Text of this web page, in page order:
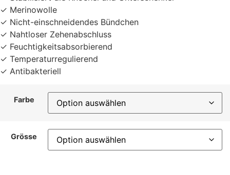
✓ Merinowolle
✓ Nicht-einschneidendes Bündchen
✓ Nahtloser Zehenabschluss
✓ Feuchtigkeitsabsorbierend
✓ Temperaturregulierend
✓ Antibakteriell
Farbe
Grösse